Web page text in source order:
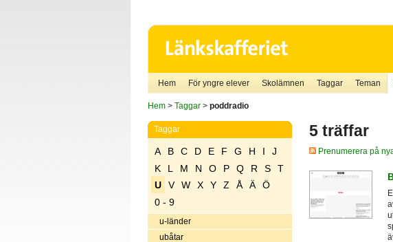
Hem För yngre elever Skolämnen Taggar Teman
Hem> Taggar> poddradio
Taggar
A B C D E F G H I
J
K
L M N O P Q R S
T
U
V W X Y Z Å Ä
Ö
0 - 9
u-länder
ubåtar
5 träffar
Prenumerera på